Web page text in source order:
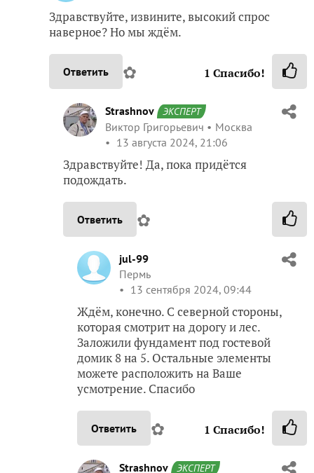
Здравствуйте, извините, высокий спрос
наверное? Но мы ждём.
Ответить ✿ 1 Спасибо!
Strashnov ЭКСПЕРТ
Виктор Григорьевич
Москва
13 августа 2024, 21:06
Здравствуйте! Да, пока придётся
подождать.
Ответить ✿
jul-99
Пермь
13 сентября 2024, 09:44
Ждём, конечно. С северной стороны,
которая смотрит на дорогу и лес.
Заложили фундамент под гостевой
домик 8 на 5. Остальные элементы
можете расположить на Ваше
усмотрение. Спасибо
Ответить ✿ 1 Спасибо!
Strashnov ЭКСПЕРТ